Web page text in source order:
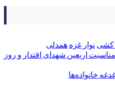
کشی نوار غزه همدلی
مناسبت اربعین شهدای اقتدار و روز
خانواده‌ها